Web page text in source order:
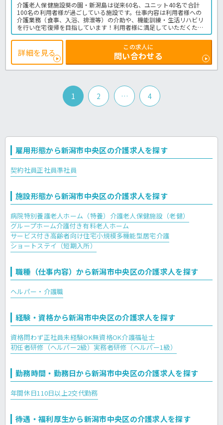
介護老人保健施設葵の園・新潟島は従来60名、ユニット40名で合計
100名の利用者様が過ごしている施設です。仕事内容は利用者様への
介護業務（食事、入浴、排泄等）の介助や、機能訓練・生活リハビリ
を行い在宅復帰を目指しています！利用者様に満足していただくた
め、明るく元気な対応でチームワークを大切にしています♪年間115
日のお休みがあるので、お身体に無理なく働くことができますよ◎退
職金制度や育休実績などの福利厚生も整っています！老健での実務経
験が無くても応募可能なので、給与UPを希望の方はほっ介護までお気
軽にお問い合わせください♪老健での介護業務全般です。
＜介護職 正職員 老健の求人＞
詳細を見る
この求人に
問い合わせる
1 2 … 4
雇用形態から新潟市中央区の介護求人を探す
契約社員正社員準社員
施設形態から新潟市中央区の介護求人を探す
病院特別養護老人ホーム（特養） 介護老人保健施設（老健）
グループホーム介護付き有料老人ホーム
サービス付き高齢者向け住宅小規模多機能型居宅介護
ショートステイ（短期入所）
職種（仕事内容）から新潟市中央区の介護求人を探す
ヘルパー・介護職
経験・資格から新潟市中央区の介護求人を探す
資格問わず正社員未経験OK無資格OK介護福祉士
初任者研修（ヘルパー2級） 実務者研修（ヘルパー1級）
勤務時間・勤務日から新潟市中央区の介護求人を探す
年間休日110日以上2交代勤務
待遇・福利厚生から新潟市中央区の介護求人を探す